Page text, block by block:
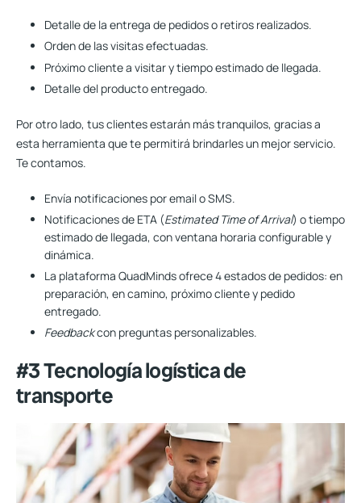
Detalle de la entrega de pedidos o retiros realizados.
Orden de las visitas efectuadas.
Próximo cliente a visitar y tiempo estimado de llegada.
Detalle del producto entregado.
Por otro lado, tus clientes estarán más tranquilos, gracias a
esta herramienta que te permitirá brindarles un mejor servicio.
Te contamos.
Envía notificaciones por email o SMS.
Notificaciones de ETA (Estimated Time of Arrival) o tiempo
estimado de llegada, con ventana horaria configurable y
dinámica.
La plataforma QuadMinds ofrece 4 estados de pedidos: en
preparación, en camino, próximo cliente y pedido
entregado.
Feedbackcon preguntas personalizables.
#3 Tecnología logística de
transporte